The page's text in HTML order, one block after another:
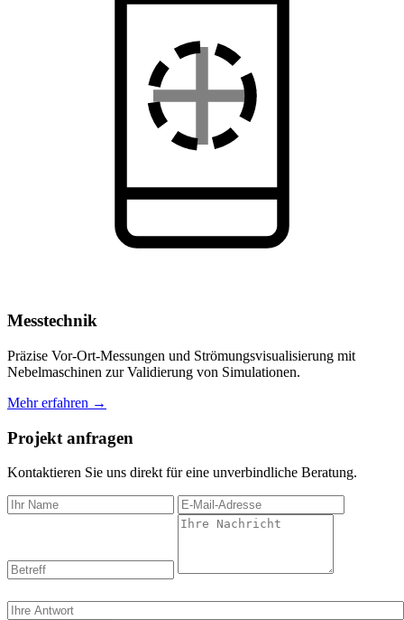
Messtechnik
Präzise Vor-Ort-Messungen und Strömungsvisualisierung mit
Nebelmaschinen zur Validierung von Simulationen.
Mehr erfahren →
Projekt anfragen
Kontaktieren Sie uns direkt für eine unverbindliche Beratung.